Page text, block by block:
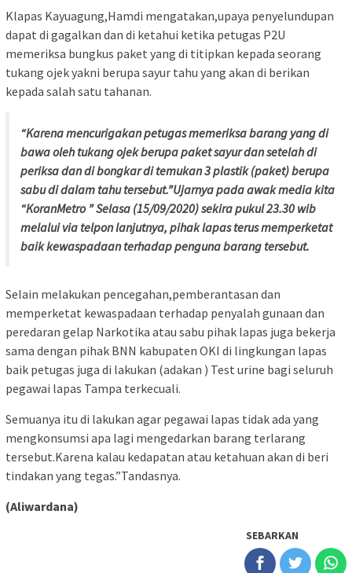
Klapas Kayuagung,Hamdi mengatakan,upaya penyelundupan
dapat di gagalkan dan di ketahui ketika petugas P2U
memeriksa bungkus paket yang di titipkan kepada seorang
tukang ojek yakni berupa sayur tahu yang akan di berikan
kepada salah satu tahanan.
“Karena mencurigakan petugas memeriksa barang yang di
bawa oleh tukang ojek berupa paket sayur dan setelah di
periksa dan di bongkar di temukan 3 plastik (paket) berupa
sabu di dalam tahu tersebut.”Ujarnya pada awak media kita
“KoranMetro ” Selasa (15/09/2020) sekira pukul 23.30 wib
melalui via telpon lanjutnya, pihak lapas terus memperketat
baik kewaspadaan terhadap penguna barang tersebut.
Selain melakukan pencegahan,pemberantasan dan
memperketat kewaspadaan terhadap penyalah gunaan dan
peredaran gelap Narkotika atau sabu pihak lapas juga bekerja
sama dengan pihak BNN kabupaten OKI di lingkungan lapas
baik petugas juga di lakukan (adakan ) Test urine bagi seluruh
pegawai lapas Tampa terkecuali.
Semuanya itu di lakukan agar pegawai lapas tidak ada yang
mengkonsumsi apa lagi mengedarkan barang terlarang
tersebut.Karena kalau kedapatan atau ketahuan akan di beri
tindakan yang tegas.”Tandasnya.
(Aliwardana)
SEBARKAN